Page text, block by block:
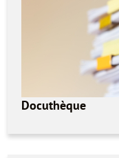
Docuthèque